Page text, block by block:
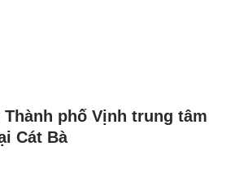
Thành phố Vịnh trung tâm
Cát Bà